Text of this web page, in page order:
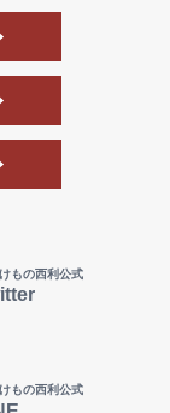
もの西利公式
もの西利公式